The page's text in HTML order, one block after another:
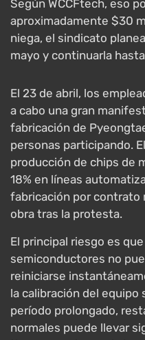
Según WCCFtech, eso
aproximadamente $30
niega, el sindicato
mayo y continuarla
El 23 de abril, los
a cabo una gran
fabricación de
personas participando.
producción de chips de
18% en líneas
fabricación por contrato
obra tras la protesta.
El principal riesgo es
semiconductores no
reiniciarse
la calibración del
período prolongado,
normales puede llevar